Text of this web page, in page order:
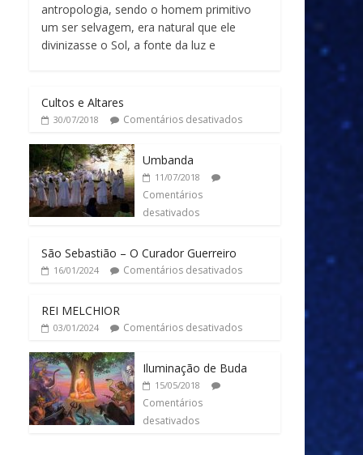
antropologia, sendo o homem primitivo
um ser selvagem, era natural que ele
divinizasse o Sol, a fonte da luz e
Cultos e Altares
30/07/2018 Comentários desativados
Umbanda
11/07/2018
Comentários
desativados
São Sebastião – O Curador Guerreiro
16/01/2024 Comentários desativados
REI MELCHIOR
03/01/2024 Comentários desativados
Iluminação de Buda
15/05/2018
Comentários
desativados